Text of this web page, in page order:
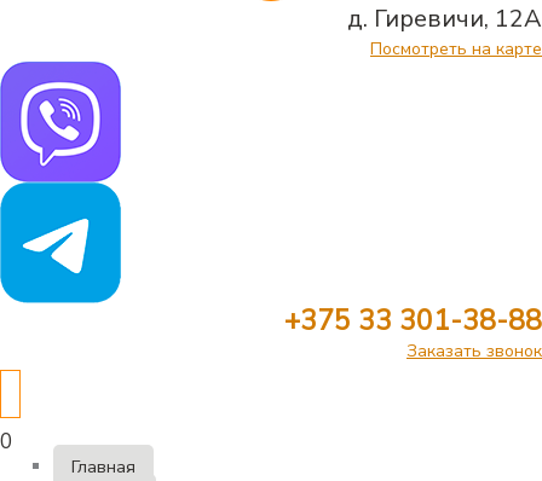
д. Гиревичи, 12А
Посмотреть на карте
+375 33 301-38-88
Заказать звонок
0
Главная